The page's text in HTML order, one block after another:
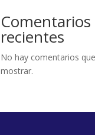
Comentarios
recientes
No hay comentarios que
mostrar.